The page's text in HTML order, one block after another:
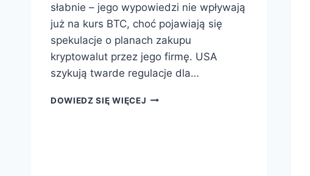
słabnie – jego wypowiedzi nie wpływają
już na kurs BTC, choć pojawiają się
spekulacje o planach zakupu
kryptowalut przez jego firmę. USA
szykują twarde regulacje dla…
DOWIEDZ SIĘ WIĘCEJ